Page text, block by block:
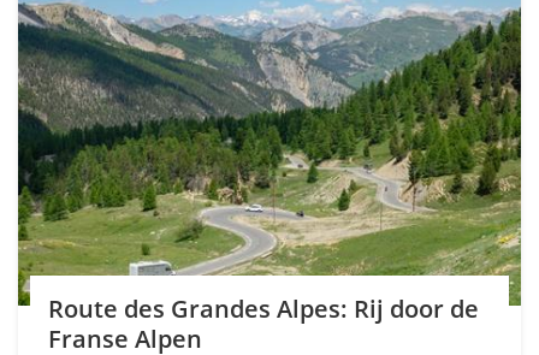
Route des Grandes Alpes: Rij door de
Franse Alpen